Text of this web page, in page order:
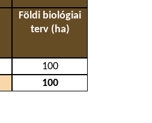
Földi biológiai
terv (ha)
100
100